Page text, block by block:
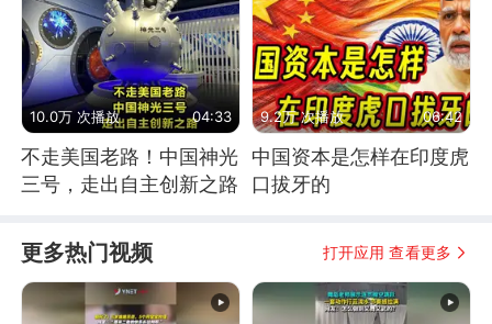
10.0万 次播放 04:33
不走美国老路！中国神光
三号，走出自主创新之路
9.2万 次播放 06:42
中国资本是怎样在印度虎
口拔牙的
更多热门视频 打开应用 查看更多